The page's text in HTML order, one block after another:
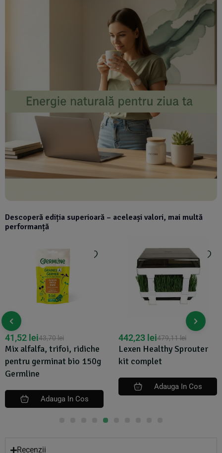
Descoperă ediția superioară – aceleași valori, mai multă
performanță
Mix alfalfa, trifoi, ridiche
pentru germinat bio 150g
Germline
43,70lei
41,52 lei
Adauga In Cos
Lexen Healthy Sprouter
kit complet
479,11lei
442,23 lei
Adauga In Cos
Recenzii